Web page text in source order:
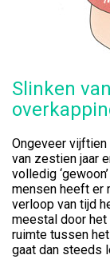
Slinken
Ongeveer
van zestien jaar
volledig
mensen heeft er
verloop van tijd
meestal door het
ruimte tussen
gaat dan steeds